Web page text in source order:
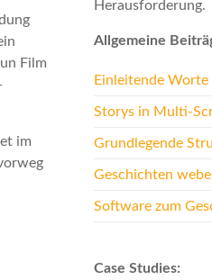
Film
im
Herausforderung.
Allgemeine
Einleitende
Storys in Multi-
Grundlegende
Geschichten
Software zum
Case Studies: